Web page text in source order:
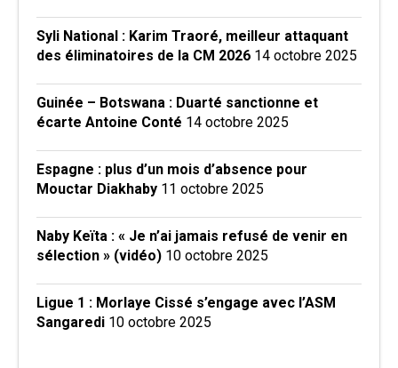
Syli National : Karim Traoré, meilleur attaquant
des éliminatoires de la CM 2026 14 octobre 2025
Guinée – Botswana : Duarté sanctionne et
écarte Antoine Conté 14 octobre 2025
Espagne : plus d’un mois d’absence pour
Mouctar Diakhaby 11 octobre 2025
Naby Keïta : « Je n’ai jamais refusé de venir en
sélection » (vidéo) 10 octobre 2025
Ligue 1 : Morlaye Cissé s’engage avec l’ASM
Sangaredi 10 octobre 2025